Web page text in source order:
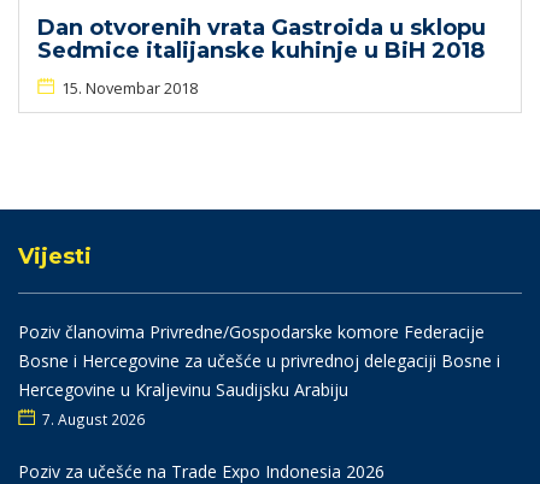
Dan otvorenih vrata Gastroida u sklopu
Sedmice italijanske kuhinje u BiH 2018
15. Novembar 2018
Vijesti
Poziv članovima Privredne/Gospodarske komore Federacije
Bosne i Hercegovine za učešće u privrednoj delegaciji Bosne i
Hercegovine u Kraljevinu Saudijsku Arabiju
7. August 2026
Poziv za učešće na Trade Expo Indonesia 2026